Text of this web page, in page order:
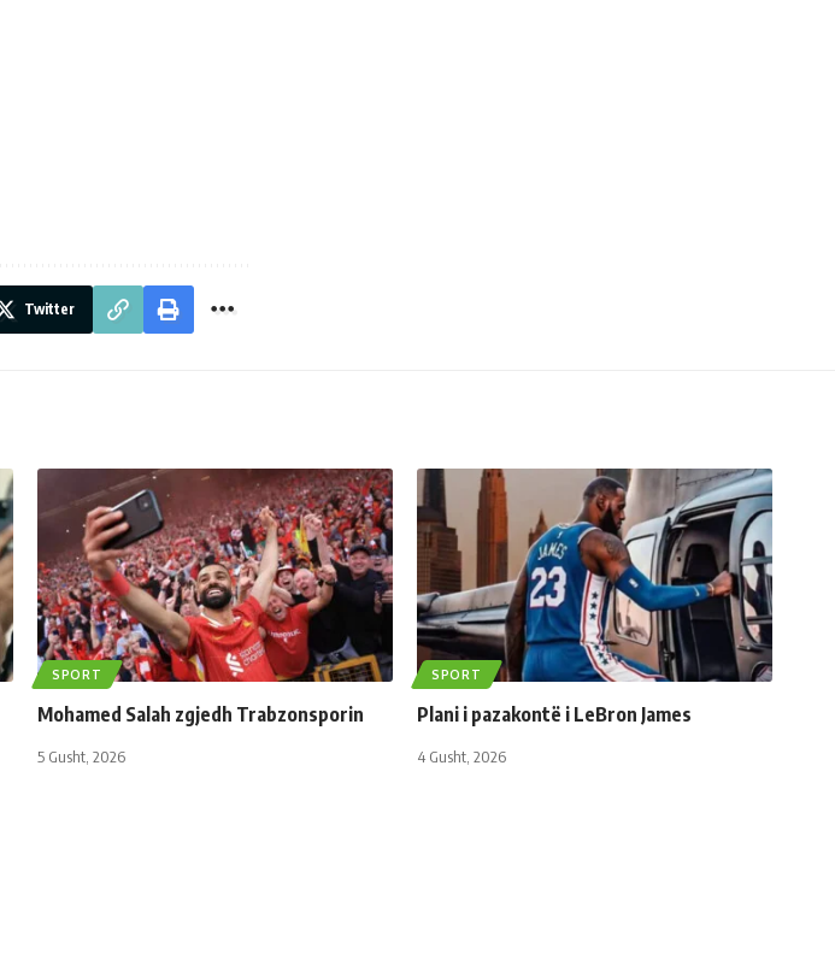
Twitter
SPORT
Mohamed Salah zgjedh Trabzonsporin
5 Gusht, 2026
SPORT
Plani i pazakontë i LeBron James
4 Gusht, 2026